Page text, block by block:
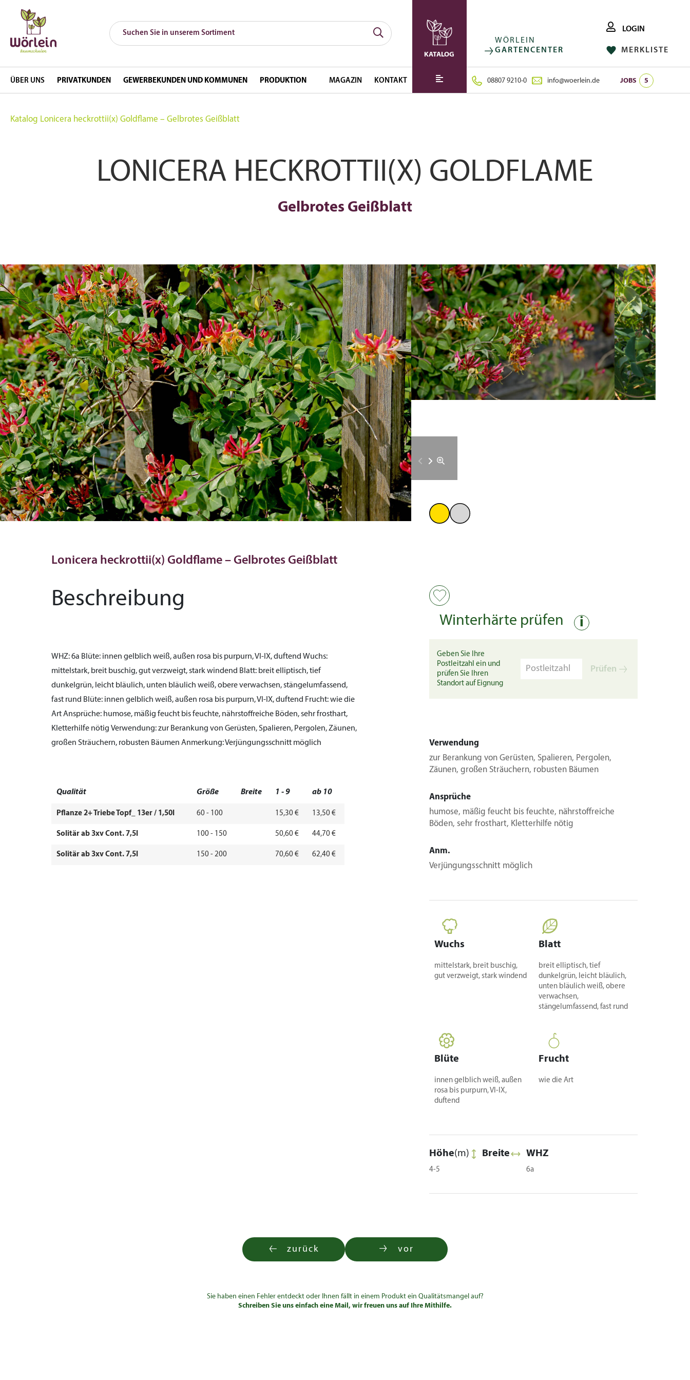
KATALOG
ÜBER UNS PRIVATKUNDEN GEWERBEKUNDEN UND KOMMUNEN PRODUKTION MAGAZIN KONTAKT
WÖRLEIN
GARTENCENTER
LOGIN
MERKLISTE
08807 9210-0 info@woerlein.de JOBS 5
FOLGE UNS AUF: INSTAGRAM FACEBOOK
Katalog Lonicera heckrottii(x) Goldflame – Gelbrotes Geißblatt
LONICERA HECKROTTII(X) GOLDFLAME
Gelbrotes Geißblatt
Lonicera heckrottii(x) Goldflame – Gelbrotes Geißblatt
Beschreibung
WHZ:6a Blüte: innen gelblich weiß, außen rosa bis purpurn, VI-IX, duftend Wuchs:
mittelstark, breit buschig, gut verzweigt, stark windend Blatt: breit elliptisch, tief
dunkelgrün, leicht bläulich, unten bläulich weiß, obere verwachsen, stängelumfassend,
fast rund Blüte: innen gelblich weiß, außen rosa bis purpurn, VI-IX, duftend Frucht:wie die
ArtAnsprüche: humose, mäßig feucht bis feuchte, nährstoffreiche Böden, sehr frosthart,
Kletterhilfe nötig Verwendung:zur Berankung von Gerüsten, Spalieren, Pergolen, Zäunen,
großen Sträuchern, robusten Bäumen Anmerkung:Verjüngungsschnitt möglich
Qualität Größe Breite 1 - 9 ab 10
Pflanze 2+ Triebe Topf_ 13er / 1,50l 60 - 100 15,30 € 13,50 €
Solitär ab 3xv Cont. 7,5l 100 - 150 50,60 € 44,70 €
Solitär ab 3xv Cont. 7,5l 150 - 200 70,60 € 62,40 €
Winterhärte prüfen i
Geben Sie Ihre
Postleitzahl ein und
prüfen Sie Ihren
Standort auf Eignung
Prüfen
Verwendung
zur Berankung von Gerüsten, Spalieren, Pergolen,
Zäunen, großen Sträuchern, robusten Bäumen
Ansprüche
humose, mäßig feucht bis feuchte, nährstoffreiche
Böden, sehr frosthart, Kletterhilfe nötig
Anm.
Verjüngungsschnitt möglich
Wuchs
mittelstark, breit buschig,
gut verzweigt, stark windend
Blatt
breit elliptisch, tief
dunkelgrün, leicht bläulich,
unten bläulich weiß, obere
verwachsen,
stängelumfassend, fast rund
Blüte
innen gelblich weiß, außen
rosa bis purpurn, VI-IX,
duftend
Frucht
wie die Art
Höhe(m)
4-5
Breite WHZ
6a
zurück vor
Sie haben einen Fehler entdeckt oder Ihnen fällt in einem Produkt ein Qualitätsmangel auf?
Schreiben Sie uns einfach eine Mail, wir freuen uns auf Ihre Mithilfe.